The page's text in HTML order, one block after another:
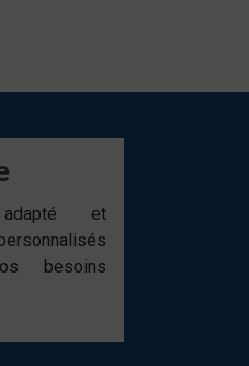
et
besoins